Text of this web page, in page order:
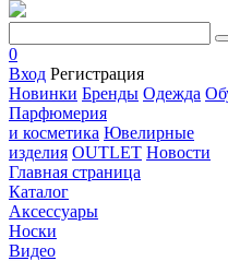
0
Вход Регистрация
Новинки Бренды Одежда
Парфюмерия
и косметика Ювелирные
изделия OUTLET Новости
Главная страница
Каталог
Аксессуары
Носки
Видео